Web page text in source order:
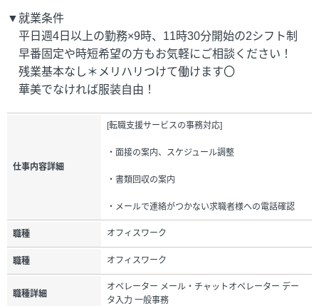
▼就業条件
平日週4日以上の勤務×9時、11時30分開始の2シフト制
早番固定や時短希望の方もお気軽にご相談ください！
残業基本なし＊メリハリつけて働けます〇
華美でなければ服装自由！
仕事内容詳細
[転職支援サービスの事務対応]
・面接の案内、スケジュール調整
・書類回収の案内
・メールで連絡がつかない求職者様への電話確認
職種 オフィスワーク
職種 オフィスワーク
職種詳細
オペレーター メール・チャットオペレーター デー
タ入力 一般事務